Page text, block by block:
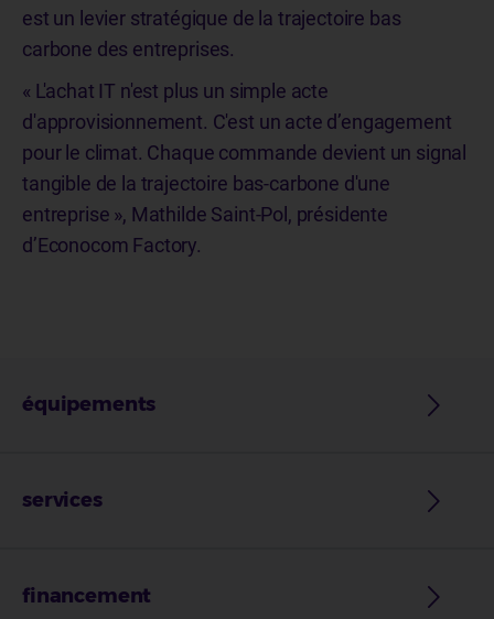
est un levier stratégique de la trajectoire bas
carbone des entreprises.
« L'achat IT n'est plus un simple acte
d'approvisionnement. C'est un acte d’engagement
pour le climat. Chaque commande devient un signal
tangible de la trajectoire bas-carbone d'une
entreprise », Mathilde Saint-Pol, présidente
d’Econocom Factory.
équipements
services
financement